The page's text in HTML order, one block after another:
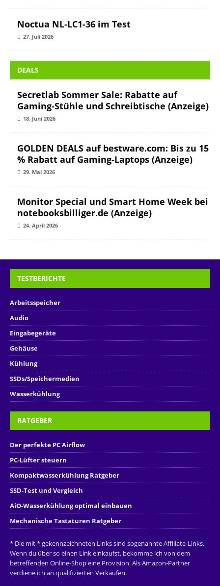
Noctua NL-LC1-36 im Test
27. Juli 2026
DEALS
Secretlab Sommer Sale: Rabatte auf
Gaming-Stühle und Schreibtische (Anzeige)
18. Juni 2026
GOLDEN DEALS auf bestware.com: Bis zu 15
% Rabatt auf Gaming-Laptops (Anzeige)
29. Mai 2026
Monitor Special und Smart Home Week bei
notebooksbilliger.de (Anzeige)
24. April 2026
TESTBERICHTE
Arbeitsspeicher
Audio
Eingabegeräte
Gehäuse
Kühlung
SSDs/Speichermedien
Wasserkühlung
RATGEBER
Der perfekte PC Airflow
PC-Lüfter steuern
Kompaktwasserkühlung Ratgeber
SSD-Test und Vergleich
AiO-Wasserkühlung optimal einbauen
Mechanische Tastaturen Ratgeber
* Die mit * gekennzeichneten Links sind sogenannte Affiliate-Links.
Wenn du über so einen Link einkaufst, bekomme ich von dem
betreffenden Online-Shop eine Provision. Als Amazon-Partner
verdiene ich an qualifizierten Verkäufen.